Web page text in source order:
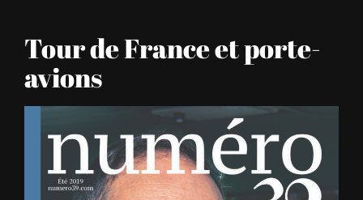
Tour de France et porte-
avions